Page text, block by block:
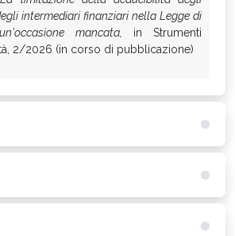
intermediari finanziari nella Legge di
mancata,
in Strumenti
2/2026 (in corso di pubblicazione)